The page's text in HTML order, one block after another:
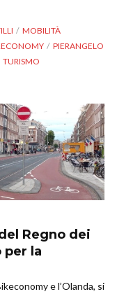
MOBILITÀ
PIERANGELO
TURISMO
Regno dei
per la
e l’Olanda, si